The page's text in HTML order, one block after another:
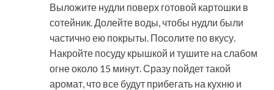
Выложите нудли поверх готовой картошки в
сотейник. Долейте воды, чтобы нудли были
частично ею покрыты. Посолите по вкусу.
Накройте посуду крышкой и тушите на слабом
огне около 15 минут. Сразу пойдет такой
аромат, что все будут прибегать на кухню и